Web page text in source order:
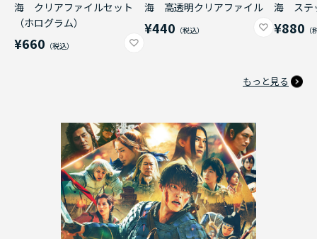
海 クリアファイルセット
（ホログラム）
¥660
海 高透明クリアファイル
¥440
海 ステ
¥880
もっと見る